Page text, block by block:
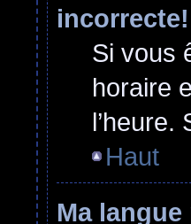
incorrecte!
Si vous
horaire
l’heure.
Haut
Ma